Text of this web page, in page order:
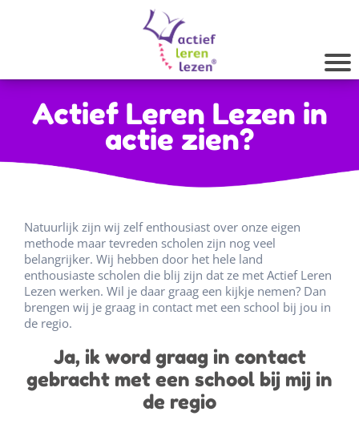
Actief Leren Lezen in
actie zien?
Natuurlijk zijn wij zelf enthousiast over onze eigen
methode maar tevreden scholen zijn nog veel
belangrijker. Wij hebben door het hele land
enthousiaste scholen die blij zijn dat ze met Actief Leren
Lezen werken. Wil je daar graag een kijkje nemen? Dan
brengen wij je graag in contact met een school bij jou in
de regio.
Ja, ik word graag in contact
gebracht met een school bij mij in
de regio